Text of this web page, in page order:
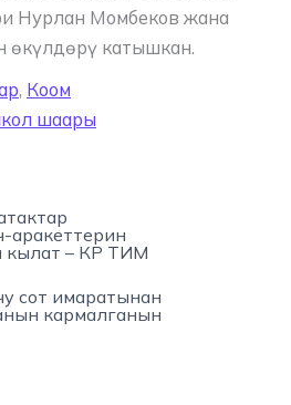
Нурлан Момбеков жана
өкүлдөрү катышкан.
, Коом
шаары
аракеттерин
кылат – КР ТИМ
сот имаратынан
кармалганын